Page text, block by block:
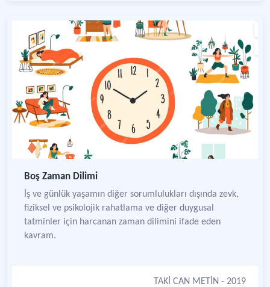
Boş Zaman Dilimi
İş ve günlük yaşamın diğer sorumlulukları dışında zevk,
fiziksel ve psikolojik rahatlama ve diğer duygusal
tatminler için harcanan zaman dilimini ifade eden
kavram.
TAKİ CAN METİN - 2019